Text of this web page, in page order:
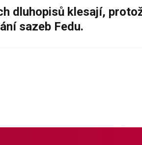
dluhopisů klesají,
sazeb Fedu.